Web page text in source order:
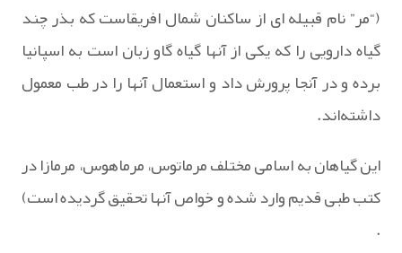
(“مر” نام قبیله ای از ساکنان شمال افریقاست که بذر چند
گیاه دارویی را که یکی از آنها گیاه گاو زبان است به اسپانیا
برده و در آنجا پرورش داد و استعمال آنها را در طب معمول
داشته‌اند.
این گیاهان به اسامی مختلف مرماتوس، مرماهوس، مرمازا در
کتب طبی قدیم وارد شده و خواص آنها تحقیق گردیده است)
.